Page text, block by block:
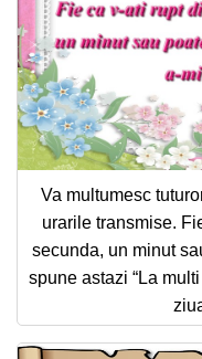
Va multumesc
urarile transmise.
secunda, un minut
spune astazi “La